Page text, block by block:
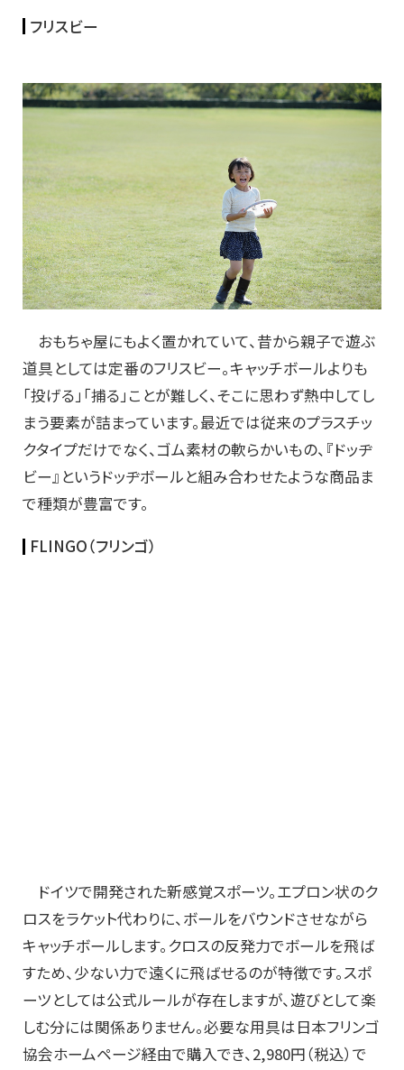
フリスビー
おもちゃ屋にもよく置かれていて、昔から親子で遊ぶ
道具としては定番のフリスビー。キャッチボールよりも
「投げる」「捕る」ことが難しく、そこに思わず熱中してし
まう要素が詰まっています。最近では従来のプラスチッ
クタイプだけでなく、ゴム素材の軟らかいもの、『ドッヂ
ビー』というドッヂボールと組み合わせたような商品ま
で種類が豊富です。
FLINGO（フリンゴ）
ドイツで開発された新感覚スポーツ。エプロン状のク
ロスをラケット代わりに、ボールをバウンドさせながら
キャッチボールします。クロスの反発力でボールを飛ば
すため、少ない力で遠くに飛ばせるのが特徴です。スポ
ーツとしては公式ルールが存在しますが、遊びとして楽
しむ分には関係ありません。必要な用具は日本フリンゴ
協会ホームページ経由で購入でき、2,980円（税込）で